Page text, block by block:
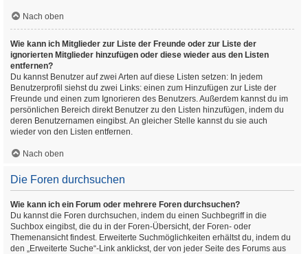
Nach oben
Wie kann ich Mitglieder zur Liste der Freunde oder zur Liste der
ignorierten Mitglieder hinzufügen oder diese wieder aus den Listen
entfernen?
Du kannst Benutzer auf zwei Arten auf diese Listen setzen: In jedem
Benutzerprofil siehst du zwei Links: einen zum Hinzufügen zur Liste der
Freunde und einen zum Ignorieren des Benutzers. Außerdem kannst du im
persönlichen Bereich direkt Benutzer zu den Listen hinzufügen, indem du
deren Benutzernamen eingibst. An gleicher Stelle kannst du sie auch
wieder von den Listen entfernen.
Nach oben
Die Foren durchsuchen
Wie kann ich ein Forum oder mehrere Foren durchsuchen?
Du kannst die Foren durchsuchen, indem du einen Suchbegriff in die
Suchbox eingibst, die du in der Foren-Übersicht, der Foren- oder
Themenansicht findest. Erweiterte Suchmöglichkeiten erhältst du, indem du
den „Erweiterte Suche“-Link anklickst, der von jeder Seite des Forums aus